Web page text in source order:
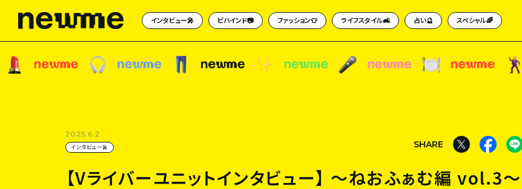
インタビュー🎤 ビハインド📷 ファッション👕 ライフスタイル🛋 占い🔮 スペシャル🌈
【Vライバーユニットインタビュー】 〜ねおふぁむ編 vol.3〜
2025.6.2
インタビュー🎤 SHARE
【Vライバーユニットインタビュー】 〜ねおふぁむ編 vol.3〜